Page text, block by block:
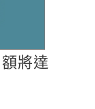
將達